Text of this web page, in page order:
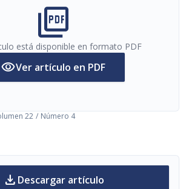
picture_as_pdf
está disponible en formato PDF
visibilityVer artículo en PDF
22 / Número 4
download Descargar artículo